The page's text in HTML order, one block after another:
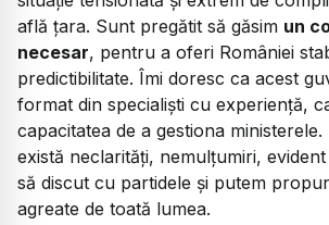
află țara. Sunt pregătit să găsim un
necesar, pentru a oferi României
predictibilitate. Îmi doresc ca acest
format din specialiști cu experiență,
capacitatea de a gestiona
există neclarități, nemulțumiri,
să discut cu partidele și putem
agreate de toată lumea.